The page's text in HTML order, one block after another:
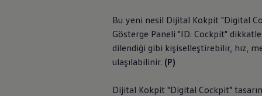
Bu yeni nesil Dijital Kokpit "Digital
Gösterge Paneli "ID. Cockpit"
dilendiği gibi kişiselleştirebilir, hız,
ulaşılabilinir. (P)
Dijital Kokpit "Digital Cockpit"